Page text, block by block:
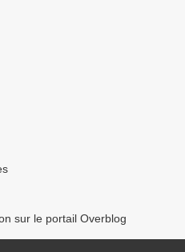
sur le portail Overblog